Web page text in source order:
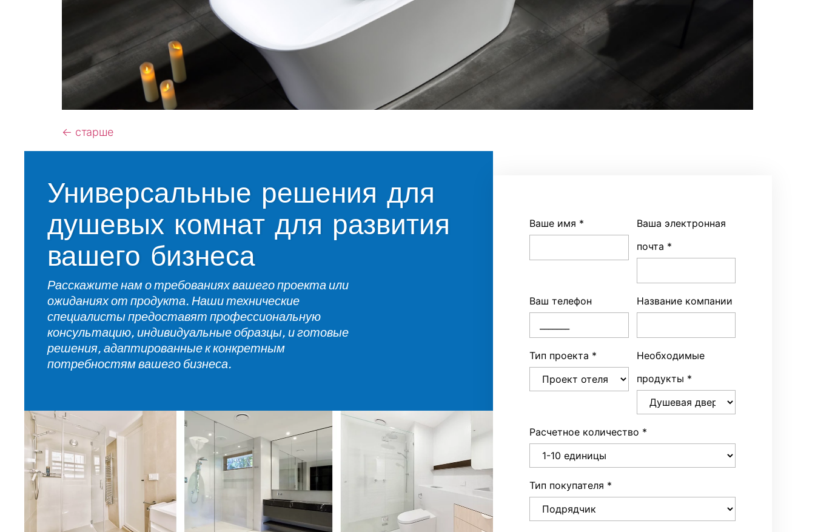
← старше
Универсальные решения для
душевых комнат для развития
вашего бизнеса
Расскажите нам о требованиях вашего проекта или
ожиданиях от продукта. Наши технические
специалисты предоставят профессиональную
консультацию, индивидуальные образцы, и готовые
решения, адаптированные к конкретным
потребностям вашего бизнеса.
Ваше имя *
Ваша электронная
почта *
Ваш телефон Название компании
Тип проекта *
Необходимые
продукты *
Расчетное количество *
Тип покупателя *